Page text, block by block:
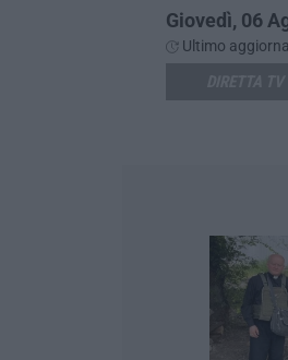
Giovedì, 06
Ultimo